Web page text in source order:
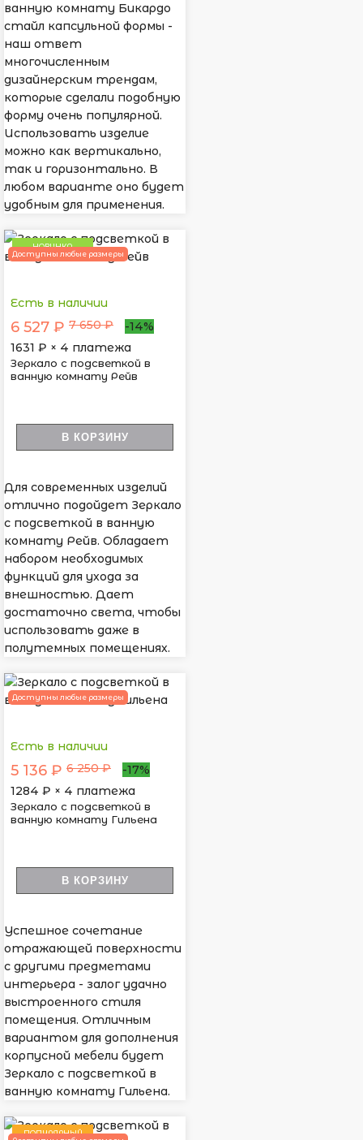
ванную комнату Бикардо
стайл капсульной формы -
наш ответ
многочисленным
дизайнерским трендам,
которые сделали подобную
форму очень популярной.
Использовать изделие
можно как вертикально,
так и горизонтально. В
любом варианте оно будет
удобным для применения.
НОВИНКА
Доступны любые размеры
Есть в наличии
6 527 ₽ 7 650 ₽
-14%
1631 ₽ × 4 платежа
Зеркало с подсветкой в
ванную комнату Рейв
В КОРЗИНУ
Для современных изделий
отлично подойдет Зеркало
с подсветкой в ванную
комнату Рейв. Обладает
набором необходимых
функций для ухода за
внешностью. Дает
достаточно света, чтобы
использовать даже в
полутемных помещениях.
Доступны любые размеры
Есть в наличии
5 136 ₽ 6 250 ₽
-17%
1284 ₽ × 4 платежа
Зеркало с подсветкой в
ванную комнату Гильена
В КОРЗИНУ
Успешное сочетание
отражающей поверхности
с другими предметами
интерьера - залог удачно
выстроенного стиля
помещения. Отличным
вариантом для дополнения
корпусной мебели будет
Зеркало с подсветкой в
ванную комнату Гильена.
ПОПУЛЯРНЫЙ